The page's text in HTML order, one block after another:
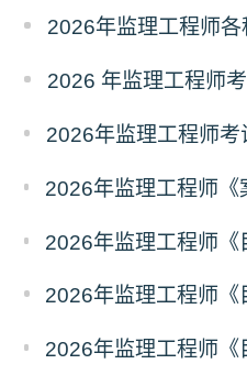
2026年监理工程师
2026 年监理工程师